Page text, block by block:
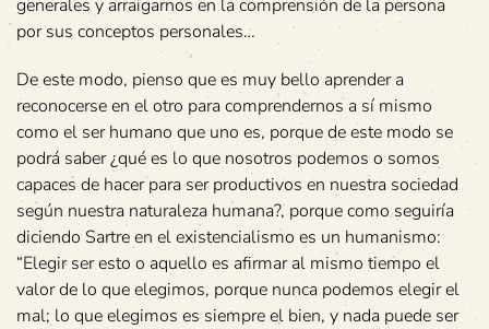
generales y arraigarnos en la comprensión de la persona
por sus conceptos personales…
De este modo, pienso que es muy bello aprender a
reconocerse en el otro para comprendernos a sí mismo
como el ser humano que uno es, porque de este modo se
podrá saber ¿qué es lo que nosotros podemos o somos
capaces de hacer para ser productivos en nuestra sociedad
según nuestra naturaleza humana?, porque como seguiría
diciendo Sartre en el existencialismo es un humanismo:
“Elegir ser esto o aquello es afirmar al mismo tiempo el
valor de lo que elegimos, porque nunca podemos elegir el
mal; lo que elegimos es siempre el bien, y nada puede ser